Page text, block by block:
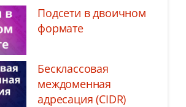
Подсети в двоичном
формате
Бесклассовая
междоменная
адресация (CIDR)